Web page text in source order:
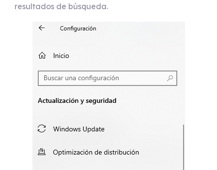
resultados de búsqueda.